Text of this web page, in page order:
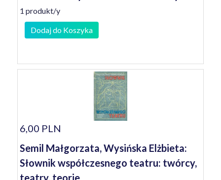
1 produkt/y
Dodaj do Koszyka
6,00 PLN
Semil Małgorzata, Wysińska Elżbieta:
Słownik współczesnego teatru: twórcy,
teatry, teorie